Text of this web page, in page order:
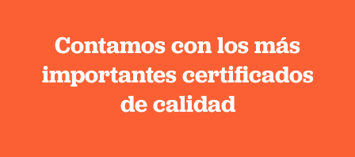
Contamos con los más
importantes certificados
de calidad